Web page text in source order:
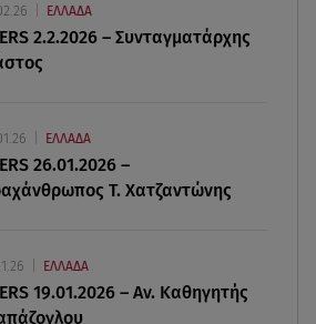
προσοχής ή απειρία πίσω από
«Απογειώνεται» στο Athens
ΕΛΛΑΔΑ
2.2.2026 – Συνταγματάρχης
ΕΛΛΑΔΑ
26.01.2026 –
Τ. Χατζαντώνης
ΕΛΛΑΔΑ
19.01.2026 – Αν. Καθηγητής